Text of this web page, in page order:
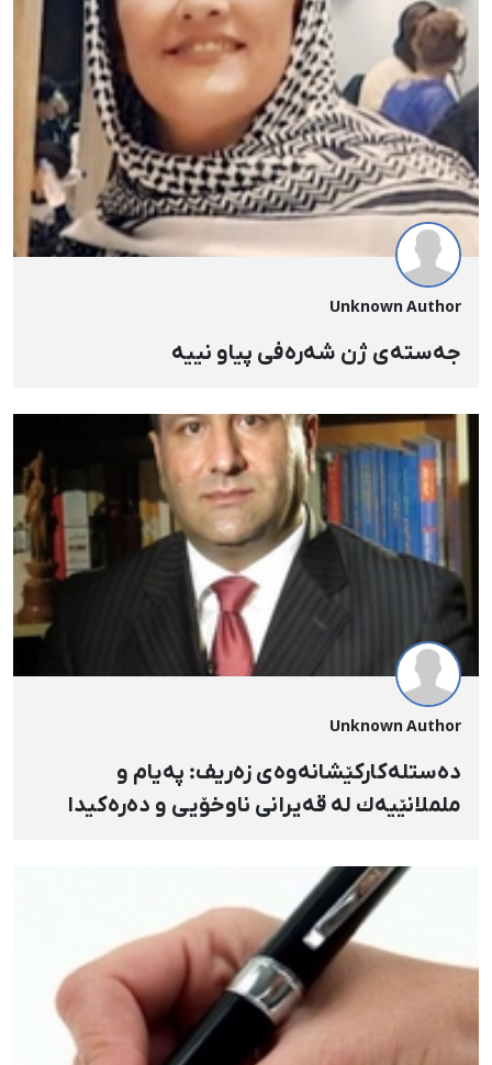
Unknown Author
جەستەی ژن شەرەفی پیاو نییە
Unknown Author
دەستلەكاركێشانەوەی زەریف: پەیام و
ململانێیەك لە قەیرانی ناوخۆیی و دەرەكیدا